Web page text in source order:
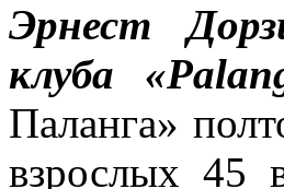
Эрнест
клуба
Паланга»
взрослых